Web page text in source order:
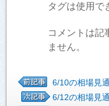
タグは使用で
コメントは記
ません。
6/10の相場見
6/12の相場見